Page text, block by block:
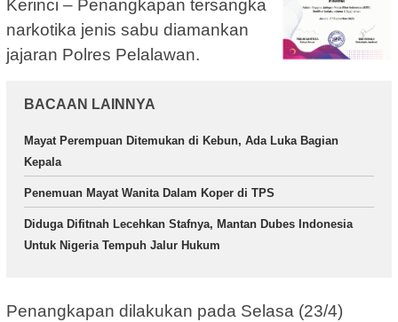
Kerinci – Penangkapan tersangka
narkotika jenis sabu diamankan
jajaran Polres Pelalawan.
BACAAN LAINNYA
Mayat Perempuan Ditemukan di Kebun, Ada Luka Bagian
Kepala
Penemuan Mayat Wanita Dalam Koper di TPS
Diduga Difitnah Lecehkan Stafnya, Mantan Dubes Indonesia
Untuk Nigeria Tempuh Jalur Hukum
Penangkapan dilakukan pada Selasa (23/4)